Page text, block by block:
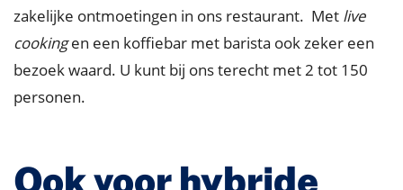
zakelijke ontmoetingen in ons restaurant. Met live
cookingen een koffiebar met barista ook zeker een
bezoek waard. U kunt bij ons terecht met 2 tot 150
personen.
Ook voor hybride